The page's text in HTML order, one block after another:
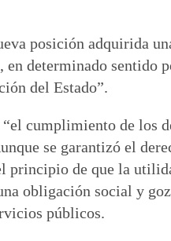
posición adquirida
determinado sentido
del Estado”.
cumplimiento de los
se garantizó el
principio de que la
obligación social y
públicos.